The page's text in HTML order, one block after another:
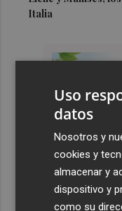
Italia
Uso
datos
Nosotros y
cookies y
almacenar y
dispositivo y
como su